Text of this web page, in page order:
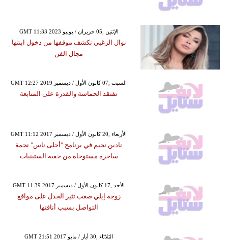
GMT 11:33 2023 الإثنين ,05 حزيران / يونيو
نوال الزغبي تكشف موقفها من دخول ابنتها
مجال الفن
GMT 12:27 2019 السبت ,07 كانون الأول / ديسمبر
تفتقد الحماسة والقدرة على المتابعة
GMT 11:12 2017 الأربعاء ,20 كانون الأول / ديسمبر
نادين نجيم في برنامج "أحلى ناس" نجمة
ساحرة مستوحاة من حقبة الستينيات
GMT 11:39 2017 الأحد ,17 كانون الأول / ديسمبر
زوجة إيلي صعب تثير الجدل على مواقع
التواصل بسبب أناقتها
GMT 21:51 2017 الثلاثاء ,30 أيار / مايو